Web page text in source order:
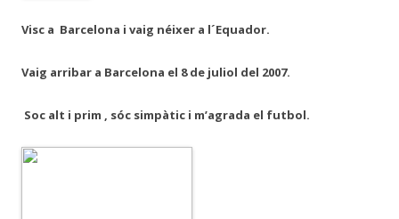
Visc a Barcelona i vaig néixer a l´Equador.
Vaig arribar a Barcelona el 8 de juliol del 2007.
Soc alt i prim , sóc simpàtic i m’agrada el futbol.